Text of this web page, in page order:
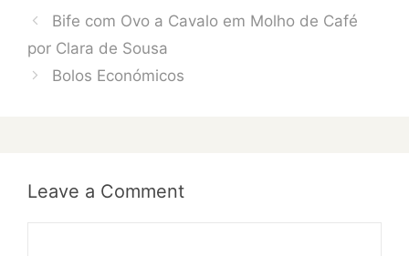
Bife com Ovo a Cavalo em Molho de Café
por Clara de Sousa
Bolos Económicos
Leave a Comment